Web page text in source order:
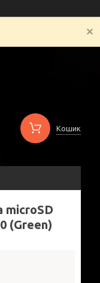
Кошик
microSD
(Green)